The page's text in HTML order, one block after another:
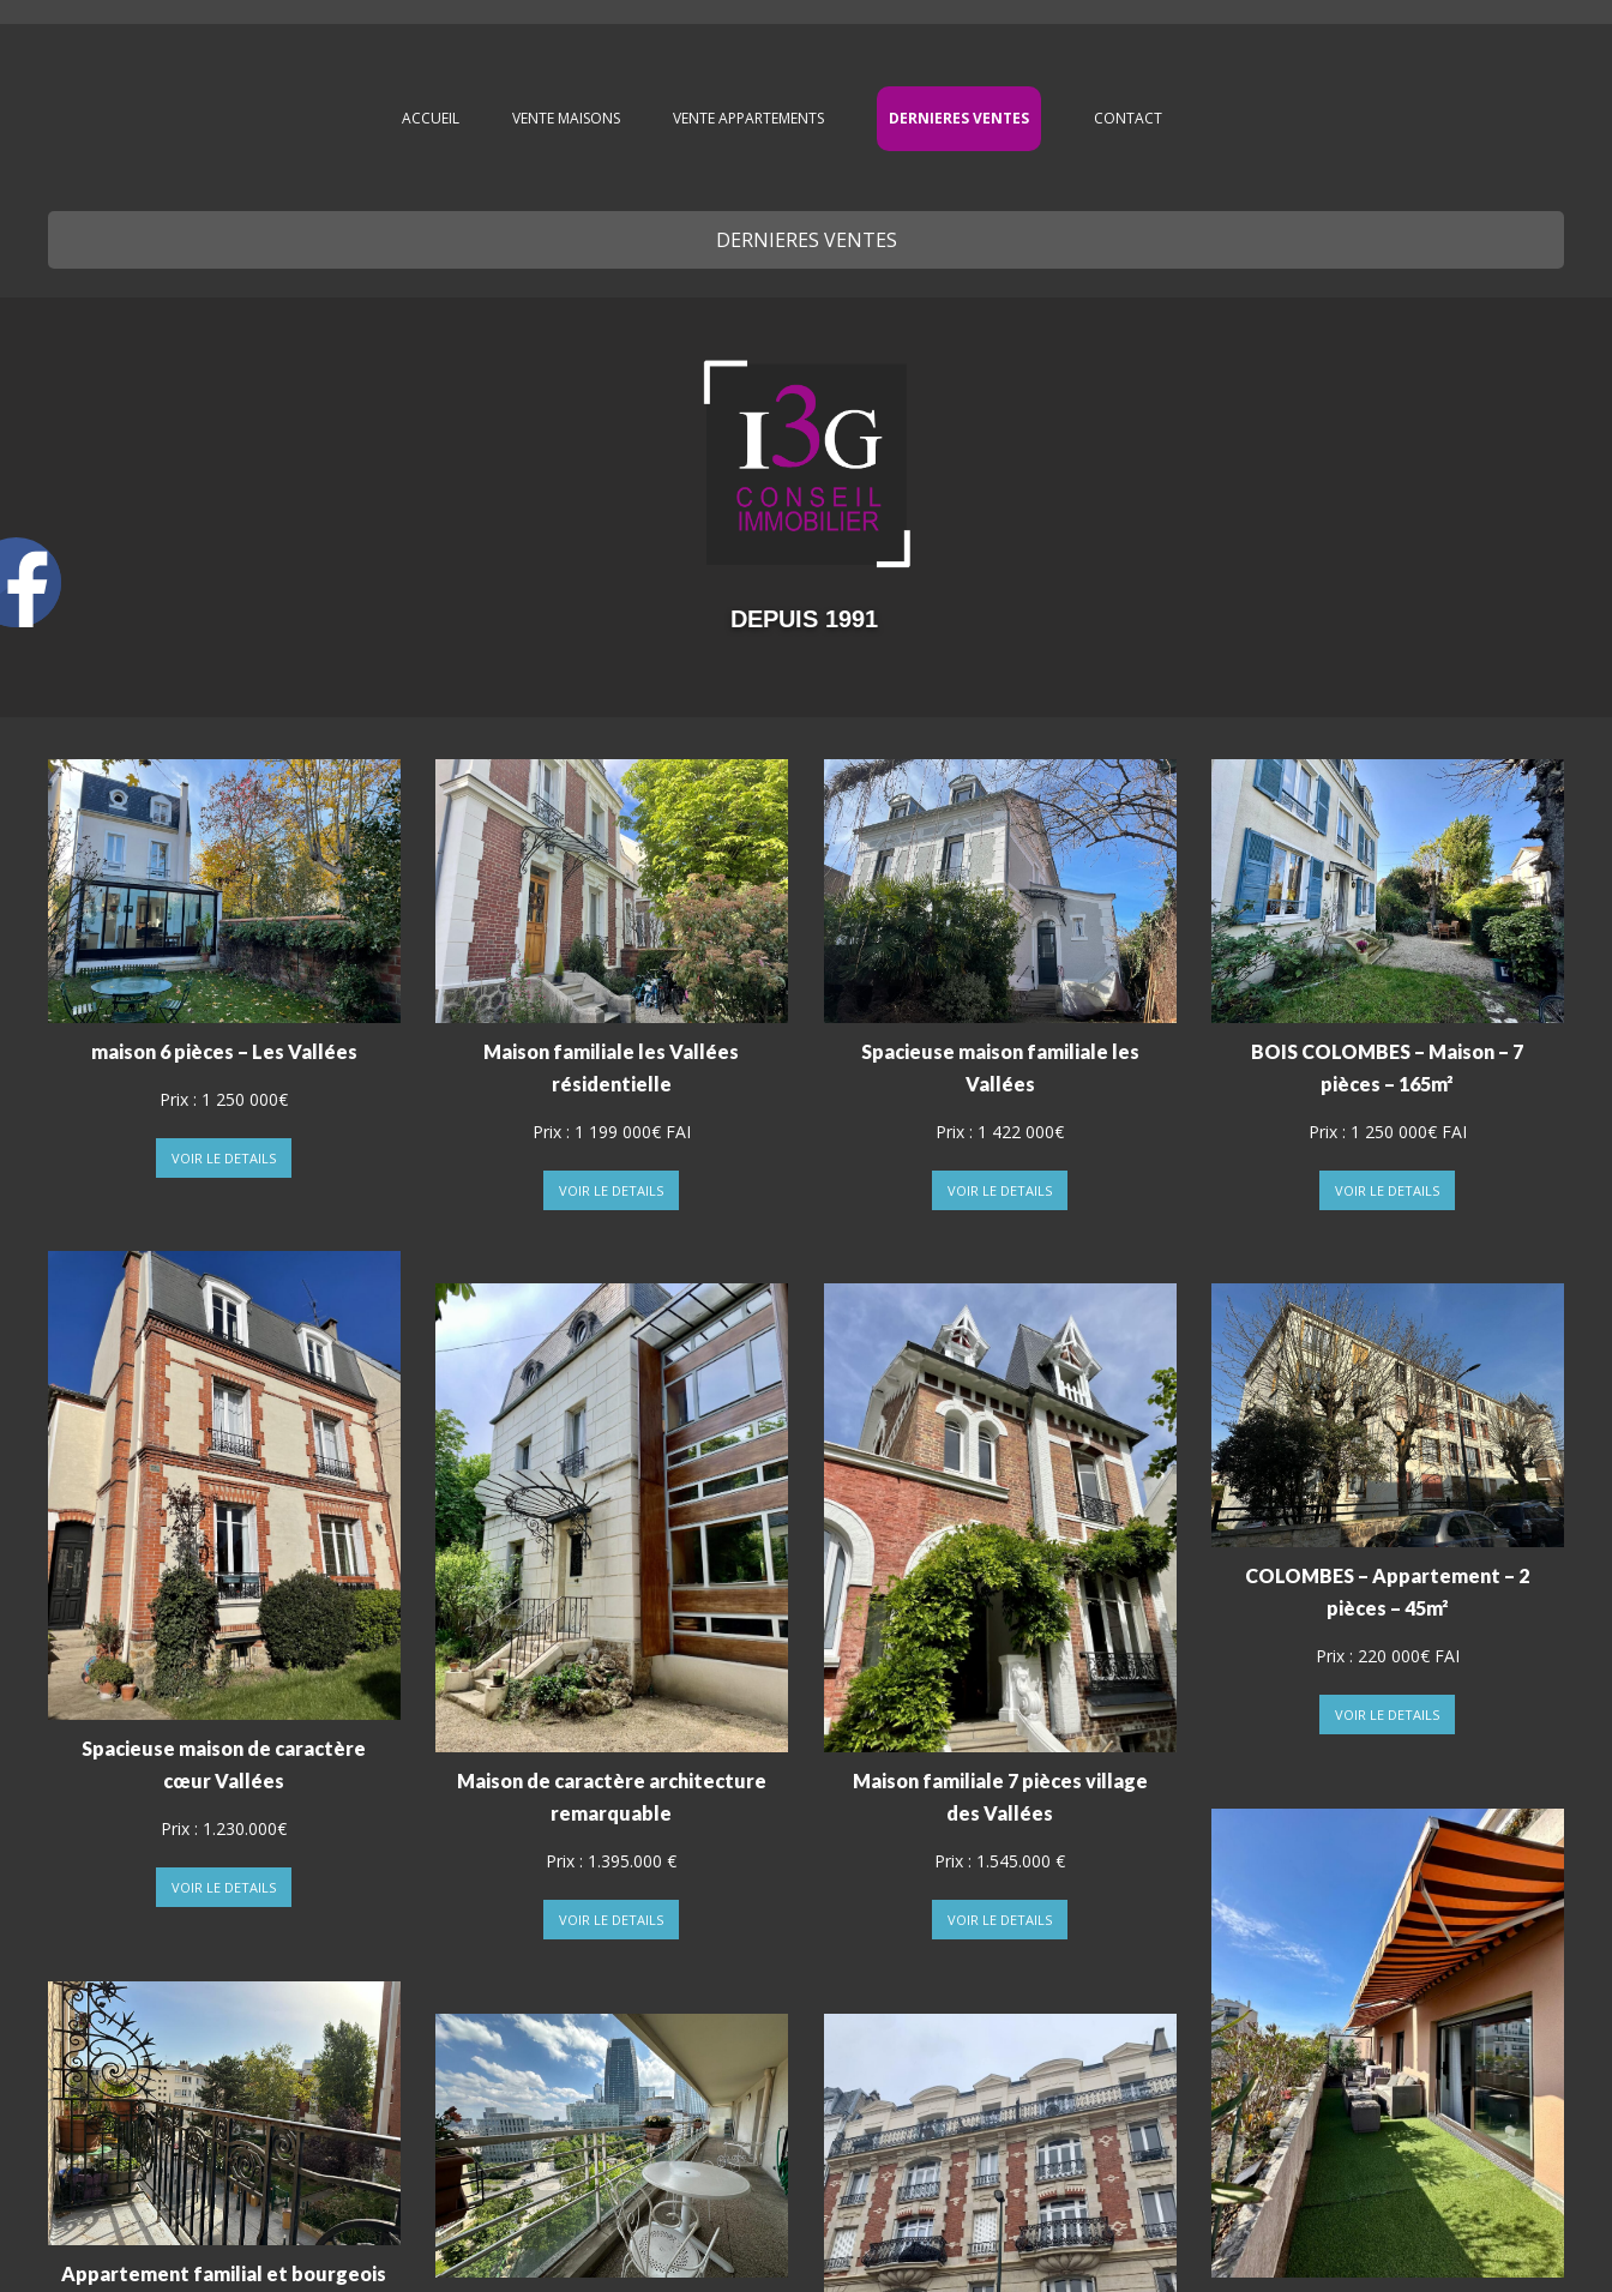
ACCUEIL VENTE MAISONS VENTE APPARTEMENTS DERNIERES VENTES CONTACT
DERNIERES VENTES
DEPUIS 1991
maison 6 pièces – Les Vallées
Prix : 1 250 000€
VOIR LE DETAILS
Maison familiale les Vallées
résidentielle
Prix : 1 199 000€ FAI
VOIR LE DETAILS
Spacieuse maison familiale les
Vallées
Prix : 1 422 000€
VOIR LE DETAILS
BOIS COLOMBES – Maison – 7
pièces – 165m²
Prix : 1 250 000€ FAI
VOIR LE DETAILS
Spacieuse maison de caractère
cœur Vallées
Prix : 1.230.000€
VOIR LE DETAILS
Maison de caractère architecture
remarquable
Prix : 1.395.000 €
VOIR LE DETAILS
Maison familiale 7 pièces village
des Vallées
Prix : 1.545.000 €
VOIR LE DETAILS
COLOMBES – Appartement – 2
pièces – 45m²
Prix : 220 000€ FAI
VOIR LE DETAILS
Appartement familial et bourgeois